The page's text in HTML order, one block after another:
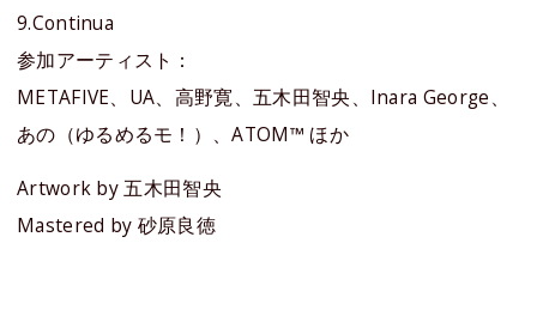
9.Continua
参加アーティスト：
METAFIVE、UA、高野寛、五木田智央、Inara George、
あの（ゆるめるモ！）、ATOM™ ほか
Artwork by 五木田智央
Mastered by 砂原良徳